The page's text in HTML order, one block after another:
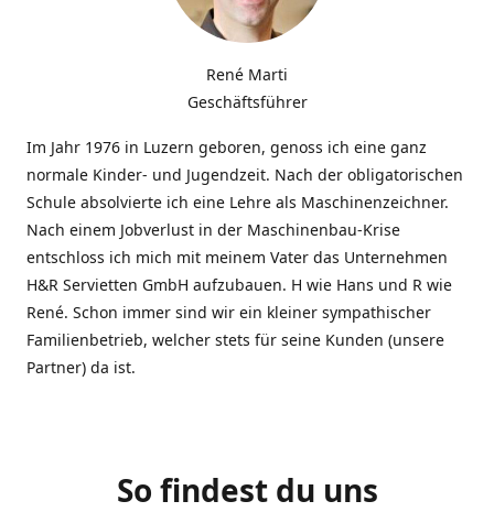
René Marti
Geschäftsführer
Im Jahr 1976 in Luzern geboren, genoss ich eine ganz
normale Kinder- und Jugendzeit. Nach der obligatorischen
Schule absolvierte ich eine Lehre als Maschinenzeichner.
Nach einem Jobverlust in der Maschinenbau-Krise
entschloss ich mich mit meinem Vater das Unternehmen
H&R Servietten GmbH aufzubauen. H wie Hans und R wie
René. Schon immer sind wir ein kleiner sympathischer
Familienbetrieb, welcher stets für seine Kunden (unsere
Partner) da ist.
So findest du uns